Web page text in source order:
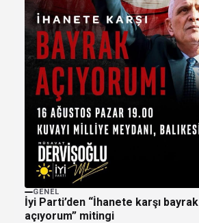
GENEL
İyi Parti’den “İhanete karşı bayrak
açıyorum” mitingi